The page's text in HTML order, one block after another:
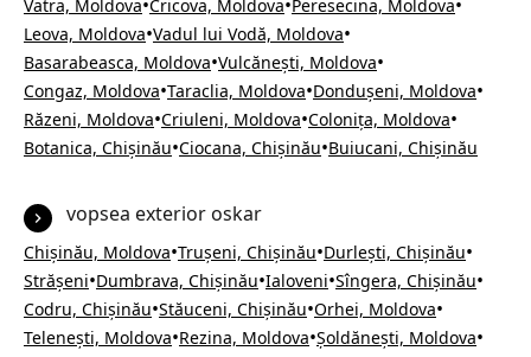
Vatra, Moldova Cricova, Moldova Peresecina, Moldova
Leova, Moldova•Vadul lui Vodă, Moldova•
Basarabeasca, Moldova•Vulcănești, Moldova•
Congaz, Moldova•Taraclia, Moldova•Dondușeni, Moldova•
Răzeni, Moldova•Criuleni, Moldova•Colonița, Moldova•
Botanica, Chișinău•Ciocana, Chișinău•Buiucani, Chișinău
vopsea exterior oskar
Chișinău, Moldova•Trușeni, Chișinău•Durlești, Chișinău•
Strășeni•Dumbrava, Chișinău•Ialoveni•Sîngera, Chișinău•
Codru, Chișinău•Stăuceni, Chișinău•Orhei, Moldova•
Telenești, Moldova•Rezina, Moldova•Șoldănești, Moldova•